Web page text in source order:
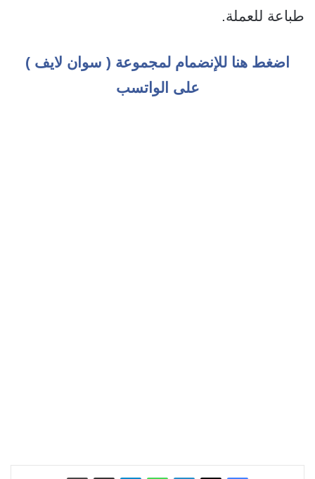
طباعة للعملة.
اضغط هنا للإنضمام لمجموعة ( سوان لايف )
على الواتسب